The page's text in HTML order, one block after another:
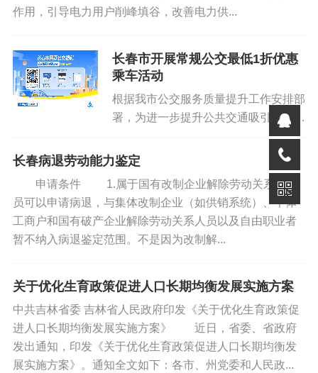
第四条 高校毕业生可在线申报，如实填报个人信息
（一）高校毕业生居民身份证；
（二）高校毕业生毕业证书和学位证书（境外和港澳
台高校毕业生需同时提供教育部留学服务中心出具的学历
（三）高校毕业生本人的银行借记卡；
（四）在市场主体就业高校毕业生提供与用人单位签
订1年及以上劳动合同或聘用合同；
照副本（或其他依法登记文件）；
（六）灵活就业高校毕业生提供前3项材料。
第五条 高校毕业生租房和生活补贴按照下列流程进
作用，引导电力用户削峰填谷，改善电力供...
长春市开展常规公交最低1折优惠
乘车活动
根据我市公交服务质量提升工作安排部
署，为进一步提升公共交通吸引力，引
导市民公交出行，实现缓解城市交通拥
堵的目的，我市将于即日起至2024年9
月24日，依托支付宝开展最低1折的优
惠乘车活动，乘车范围为市...
长春病退劳动能力鉴定
申请条件 1.属于国有改制企业解除劳动关系的人
员可以申请病退，与集体改制企业（如供销系统）、个体
工商户和国有破产企业解除劳动关系人员以及自由职业者
暂不纳入病退鉴定范围。不是因为改制解...
关于优化生育政策促进人口长期均衡发展实施方案
中共吉林省委 吉林省人民政府印发《关于优化生育政策促
进人口长期均衡发展实施方案》 近日，省委、省政府
发出通知，印发《关于优化生育政策促进人口长期均衡发
展实施方案》。通知全文如下：各市、州党委和人民政...